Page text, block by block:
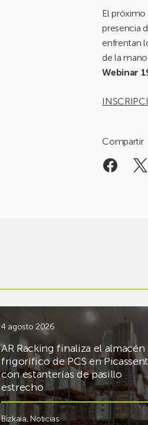
El
presencia
enfrentan
de la
Webinar
Compartir
4 agosto 2026
AR Racking finaliza el almacén
frigorífico de PCS en Picassent
con estanterías de pasillo
estrecho
Bizkaia,Noticias